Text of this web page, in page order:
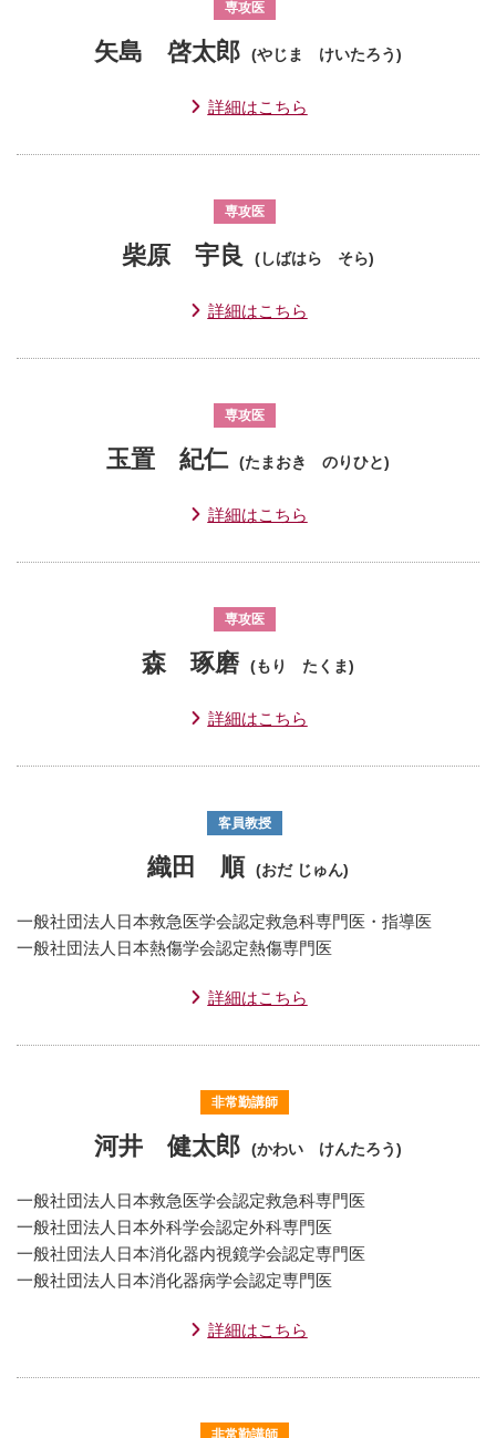
専攻医
矢島 啓太郎 (やじま けいたろう)
詳細はこちら
専攻医
柴原 宇良 (しばはら そら)
詳細はこちら
専攻医
玉置 紀仁 (たまおき のりひと)
詳細はこちら
専攻医
森 琢磨 (もり たくま)
詳細はこちら
客員教授
織田 順 (おだ じゅん)
一般社団法人日本救急医学会認定救急科専門医・指導医
一般社団法人日本熱傷学会認定熱傷専門医
詳細はこちら
非常勤講師
河井 健太郎 (かわい けんたろう)
一般社団法人日本救急医学会認定救急科専門医
一般社団法人日本外科学会認定外科専門医
一般社団法人日本消化器内視鏡学会認定専門医
一般社団法人日本消化器病学会認定専門医
詳細はこちら
非常勤講師